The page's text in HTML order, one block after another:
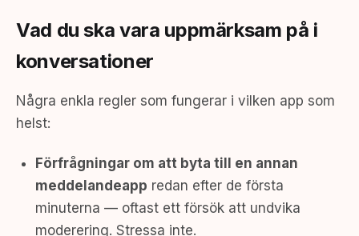
Vad du ska vara uppmärksam på i
konversationer
Några enkla regler som fungerar i vilken app som
helst:
Förfrågningar om att byta till en annan
meddelandeapp redan efter de första
minuterna — oftast ett försök att undvika
moderering. Stressa inte.